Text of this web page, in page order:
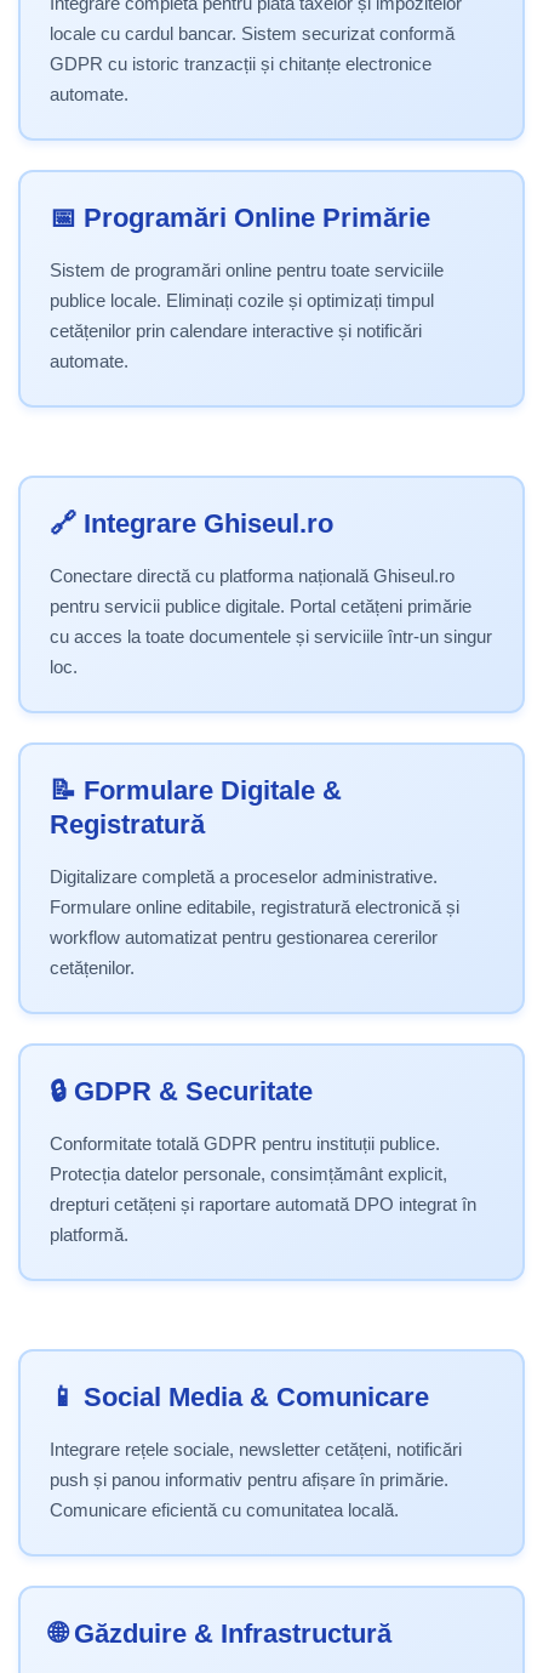
locale cu cardul bancar. Sistem securizat conformă
GDPR cu istoric tranzacții și chitanțe electronice
automate.
📅 Programări Online Primărie
Sistem de programări online pentru toate serviciile
publice locale. Eliminați cozile și optimizați timpul
cetățenilor prin calendare interactive și notificări
automate.
🔗 Integrare Ghiseul.ro
Conectare directă cu platforma națională Ghiseul.ro
pentru servicii publice digitale. Portal cetățeni primărie
cu acces la toate documentele și serviciile într-un singur
loc.
📝 Formulare Digitale &
Registratură
Digitalizare completă a proceselor administrative.
Formulare online editabile, registratură electronică și
workflow automatizat pentru gestionarea cererilor
cetățenilor.
🔒 GDPR & Securitate
Conformitate totală GDPR pentru instituții publice.
Protecția datelor personale, consimțământ explicit,
drepturi cetățeni și raportare automată DPO integrat în
platformă.
📱 Social Media & Comunicare
Integrare rețele sociale, newsletter cetățeni, notificări
push și panou informativ pentru afișare în primărie.
Comunicare eficientă cu comunitatea locală.
🌐 Găzduire & Infrastructură